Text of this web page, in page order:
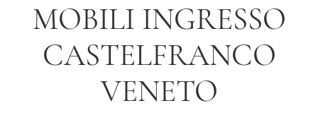
MOBILI INGRESSO
CASTELFRANCO
VENETO